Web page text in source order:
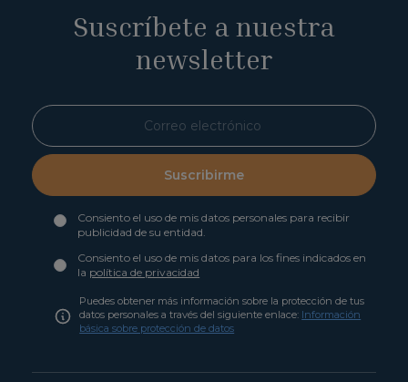
Suscríbete a nuestra
newsletter
Suscribirme
Consiento el uso de mis datos personales para recibir
publicidad de su entidad.
Consiento el uso de mis datos para los fines indicados en
la política de privacidad
Puedes obtener más información sobre la protección de tus
datos personales a través del siguiente enlace: Información
básica sobre protección de datos